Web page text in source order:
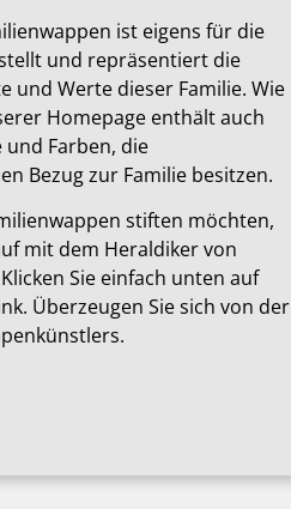
ist eigens für die
und repräsentiert die
und Werte dieser Familie. Wie
Homepage enthält auch
und Farben, die
Bezug zur Familie besitzen.
stiften möchten,
mit dem Heraldiker von
Sie einfach unten auf
Überzeugen Sie sich von der